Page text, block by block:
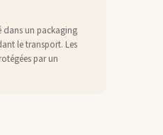
dans un packaging
le transport. Les
par un